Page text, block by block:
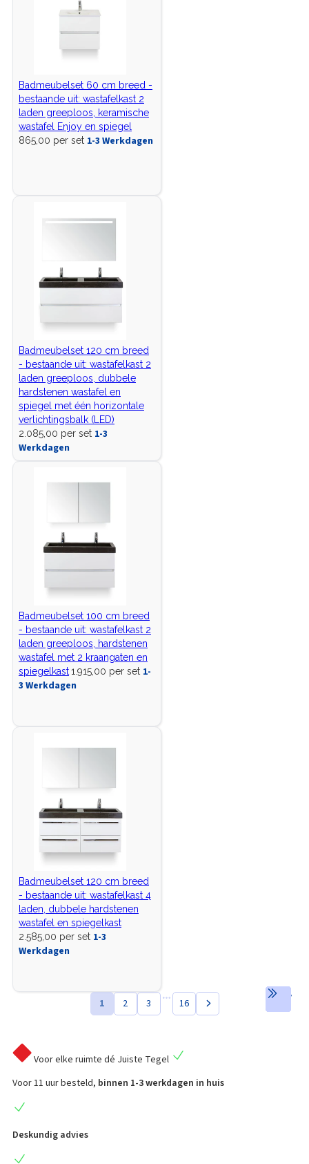
Badmeubelset 60 cm breed -
bestaande uit: wastafelkast 2
laden greeploos, keramische
wastafel Enjoy en spiegel
865,00 per set 1-3 Werkdagen
Badmeubelset 120 cm breed
- bestaande uit: wastafelkast 2
laden greeploos, dubbele
hardstenen wastafel en
spiegel met één horizontale
verlichtingsbalk (LED)
2.085,00 per set 1-3
Werkdagen
Badmeubelset 100 cm breed
- bestaande uit: wastafelkast 2
laden greeploos, hardstenen
wastafel met 2 kraangaten en
spiegelkast1.915,00 per set 1-
3 Werkdagen
Badmeubelset 120 cm breed
- bestaande uit: wastafelkast 4
laden, dubbele hardstenen
wastafel en spiegelkast
2.585,00 per set 1-3
Werkdagen
1 2 3 16
Voor elke ruimte dé Juiste Tegel
Voor 11 uur besteld, binnen 1-3 werkdagen in huis
Deskundig advies